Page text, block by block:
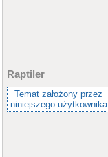
Raptiler
Temat założony przez
niniejszego użytkownika